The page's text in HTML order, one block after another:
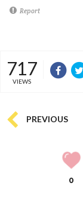
Report
717
VIEWS
PREVIOUS
0